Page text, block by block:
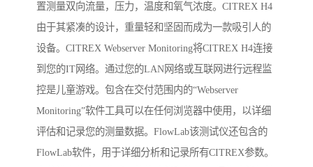
置测量双向流量，压力，温度和氧气浓度。CITREX H4
由于其紧凑的设计，重量轻和坚固而成为一款吸引人的
设备。CITREX Webserver Monitoring将CITREX H4连接
到您的IT网络。通过您的LAN网络或互联网进行远程监
控是儿童游戏。包含在交付范围内的“Webserver
Monitoring”软件工具可以在任何浏览器中使用，以详细
评估和记录您的测量数据。FlowLab该测试仪还包含的
FlowLab软件，用于详细分析和记录所有CITREX参数。